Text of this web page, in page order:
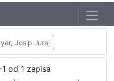
Josip Juraj
od 1 zapisa